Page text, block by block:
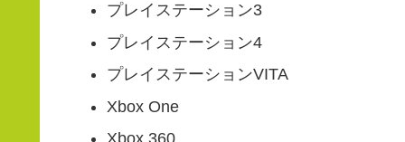
プレイステーション3
プレイステーション4
プレイステーションVITA
Xbox One